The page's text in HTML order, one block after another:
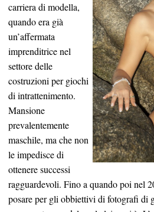
carriera di modella,
quando era già
un’affermata
imprenditrice nel
settore delle
costruzioni per giochi
di intrattenimento.
Mansione
prevalentemente
maschile, ma che non
le impedisce di
ottenere successi
ragguardevoli. Fino a quando poi nel
posare per gli obbiettivi di fotografi di